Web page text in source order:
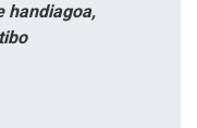
handiagoa,